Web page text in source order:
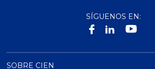
SÍGUENOS EN:
SOBRE CIEN